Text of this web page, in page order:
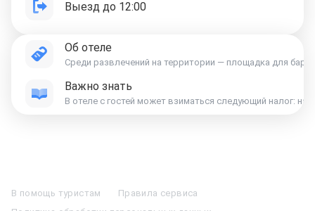
Выезд до 12:00
Об отеле
Среди развлечений на территории — площадка для
Важно знать
В отеле с гостей может взиматься следующий налог:
Отели в КазаниОтели в Нижнем Новгороде
В помощь туристам
Правила сервиса